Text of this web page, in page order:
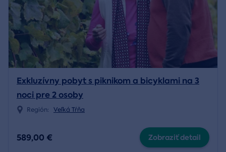
Exkluzívny pobyt s piknikom a bicyklami na 3
noci pre 2 osoby
Región: Veľká Tŕňa
589,00 € Zobraziť detail